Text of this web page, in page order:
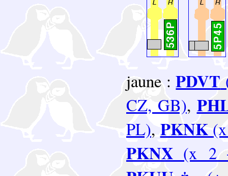
jaune :PDVT
CZ, GB),
PL), PKNK
PKNX (x 2